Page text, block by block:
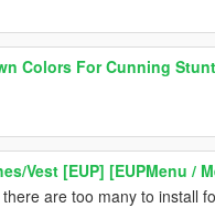
Colors For Cunning
Vest [EUP] [EUPMenu /
are too many to install